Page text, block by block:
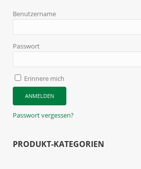
Benutzername
Passwort
Erinnere mich
Passwort vergessen?
PRODUKT-KATEGORIEN